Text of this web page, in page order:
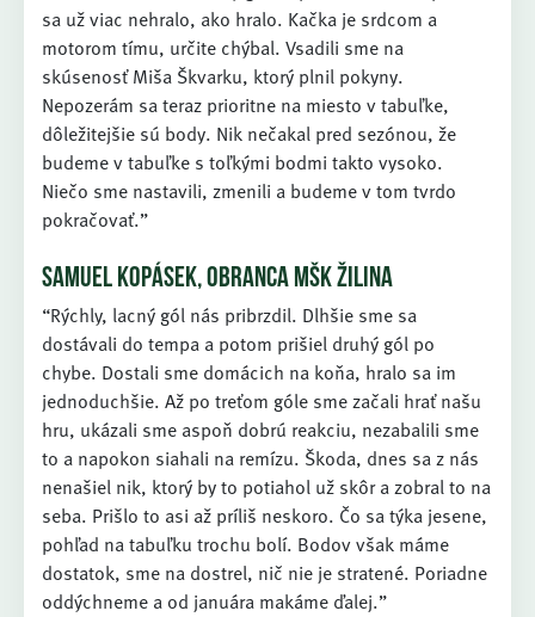
sa už viac nehralo, ako hralo. Kačka je srdcom a
motorom tímu, určite chýbal. Vsadili sme na
skúsenosť Miša Škvarku, ktorý plnil pokyny.
Nepozerám sa teraz prioritne na miesto v tabuľke,
dôležitejšie sú body. Nik nečakal pred sezónou, že
budeme v tabuľke s toľkými bodmi takto vysoko.
Niečo sme nastavili, zmenili a budeme v tom tvrdo
pokračovať.”
SAMUEL KOPÁSEK, OBRANCA MŠK ŽILINA
“Rýchly, lacný gól nás pribrzdil. Dlhšie sme sa
dostávali do tempa a potom prišiel druhý gól po
chybe. Dostali sme domácich na koňa, hralo sa im
jednoduchšie. Až po treťom góle sme začali hrať našu
hru, ukázali sme aspoň dobrú reakciu, nezabalili sme
to a napokon siahali na remízu. Škoda, dnes sa z nás
nenašiel nik, ktorý by to potiahol už skôr a zobral to na
seba. Prišlo to asi až príliš neskoro. Čo sa týka jesene,
pohľad na tabuľku trochu bolí. Bodov však máme
dostatok, sme na dostrel, nič nie je stratené. Poriadne
oddýchneme a od januára makáme ďalej.”